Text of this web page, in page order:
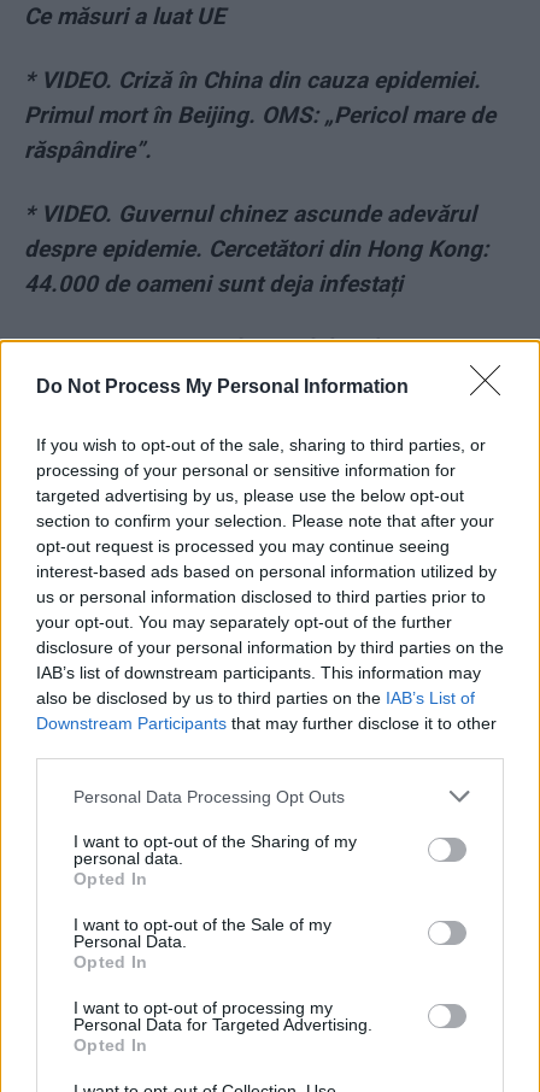
Do Not Process My Personal Information
If you wish to opt-out of the sale, sharing to third parties, or
processing of your personal or sensitive information for
targeted advertising by us, please use the below opt-out
section to confirm your selection. Please note that after your
opt-out request is processed you may continue seeing
interest-based ads based on personal information utilized by
us or personal information disclosed to third parties prior to
your opt-out. You may separately opt-out of the further
disclosure of your personal information by third parties on the
IAB’s list of downstream participants. This information may
also be disclosed by us to third parties on the IAB’s List of
Downstream Participants that may further disclose it to other
Personal Data Processing Opt Outs
I want to opt-out of the Sharing of my
personal data.
Opted In
I want to opt-out of the Sale of my
Personal Data.
Opted In
I want to opt-out of processing my
Personal Data for Targeted Advertising.
Opted In
Ce măsuri a luat UE
* VIDEO. Criză în China din cauza epidemiei.
Primul mort în Beijing. OMS: „Pericol mare de
răspândire”.
* VIDEO. Guvernul chinez ascunde adevărul
despre epidemie. Cercetători din Hong Kong:
44.000 de oameni sunt deja infestați
* INTERVIU. „Virusul mortal din China n-are
nicio legătură cu vaccinurile gripale”
contracte publice
DNA
Liviu Dragnea tel drum teleorman
Articolul precedent
Dăncilă le-a băgat mortu’-n
casă! Liviu Alexa: „PSD are
datorii imense. Unde-s 50 de
milioane de euro? Cine a
Articolul următor
pentru Guvernul Orban. Vom
scăpa de primarii PSD? Ziua